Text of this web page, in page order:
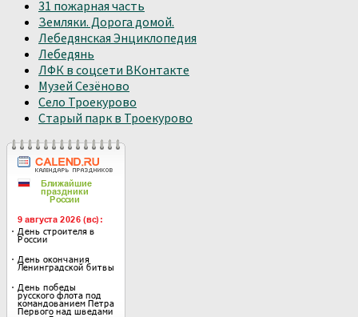
31 пожарная часть
Земляки. Дорога домой.
Лебедянская Энциклопедия
Лебедянь
ЛФК в соцсети ВКонтакте
Музей Сезёново
Село Троекурово
Старый парк в Троекурово